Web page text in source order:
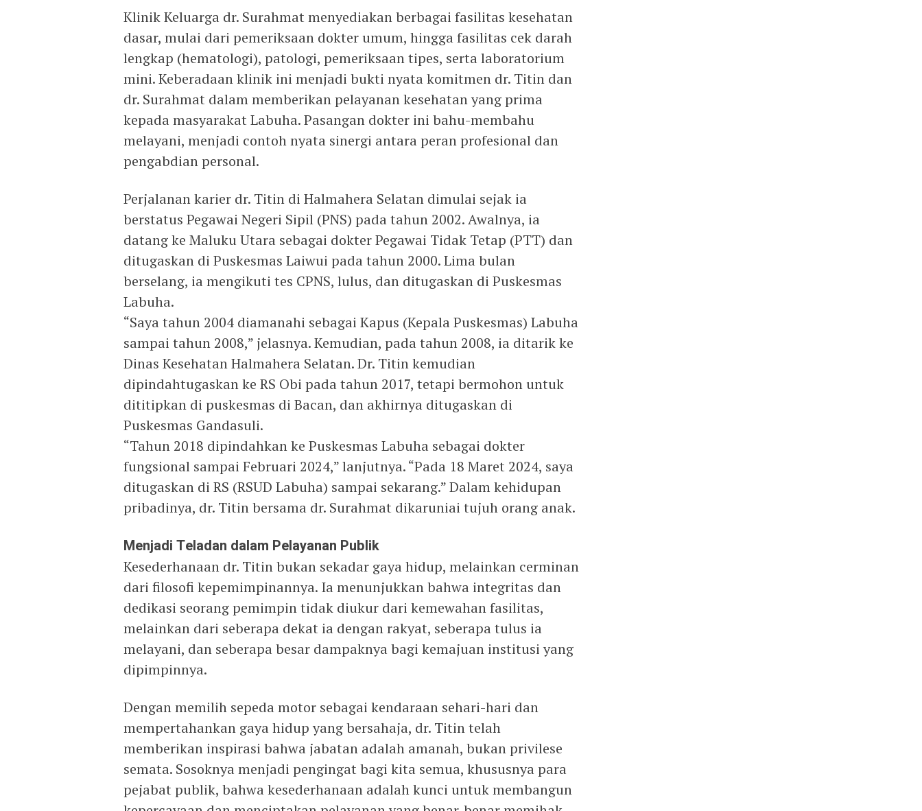
Klinik Keluarga dr. Surahmat menyediakan berbagai fasilitas kesehatan
dasar, mulai dari pemeriksaan dokter umum, hingga fasilitas cek darah
lengkap (hematologi), patologi, pemeriksaan tipes, serta laboratorium
mini. Keberadaan klinik ini menjadi bukti nyata komitmen dr. Titin dan
dr. Surahmat dalam memberikan pelayanan kesehatan yang prima
kepada masyarakat Labuha. Pasangan dokter ini bahu-membahu
melayani, menjadi contoh nyata sinergi antara peran profesional dan
pengabdian personal.
Perjalanan karier dr. Titin di Halmahera Selatan dimulai sejak ia
berstatus Pegawai Negeri Sipil (PNS) pada tahun 2002. Awalnya, ia
datang ke Maluku Utara sebagai dokter Pegawai Tidak Tetap (PTT) dan
ditugaskan di Puskesmas Laiwui pada tahun 2000. Lima bulan
berselang, ia mengikuti tes CPNS, lulus, dan ditugaskan di Puskesmas
Labuha.
“Saya tahun 2004 diamanahi sebagai Kapus (Kepala Puskesmas) Labuha
sampai tahun 2008,” jelasnya. Kemudian, pada tahun 2008, ia ditarik ke
Dinas Kesehatan Halmahera Selatan. Dr. Titin kemudian
dipindahtugaskan ke RS Obi pada tahun 2017, tetapi bermohon untuk
dititipkan di puskesmas di Bacan, dan akhirnya ditugaskan di
Puskesmas Gandasuli.
“Tahun 2018 dipindahkan ke Puskesmas Labuha sebagai dokter
fungsional sampai Februari 2024,” lanjutnya. “Pada 18 Maret 2024, saya
ditugaskan di RS (RSUD Labuha) sampai sekarang.” Dalam kehidupan
pribadinya, dr. Titin bersama dr. Surahmat dikaruniai tujuh orang anak.
Menjadi Teladan dalam Pelayanan Publik
Kesederhanaan dr. Titin bukan sekadar gaya hidup, melainkan cerminan
dari filosofi kepemimpinannya. Ia menunjukkan bahwa integritas dan
dedikasi seorang pemimpin tidak diukur dari kemewahan fasilitas,
melainkan dari seberapa dekat ia dengan rakyat, seberapa tulus ia
melayani, dan seberapa besar dampaknya bagi kemajuan institusi yang
dipimpinnya.
Dengan memilih sepeda motor sebagai kendaraan sehari-hari dan
mempertahankan gaya hidup yang bersahaja, dr. Titin telah
memberikan inspirasi bahwa jabatan adalah amanah, bukan privilese
semata. Sosoknya menjadi pengingat bagi kita semua, khususnya para
pejabat publik, bahwa kesederhanaan adalah kunci untuk membangun